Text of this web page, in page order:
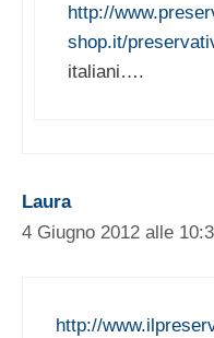
http://
shop.it/
italiani….
Laura
4 Giugno 2012 alle
http://